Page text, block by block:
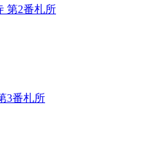
第2番札所
3番札所